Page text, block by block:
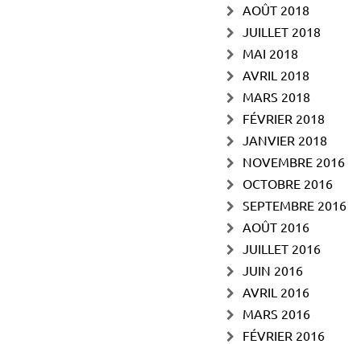
AOÛT 2018
JUILLET 2018
MAI 2018
AVRIL 2018
MARS 2018
FÉVRIER 2018
JANVIER 2018
NOVEMBRE 2016
OCTOBRE 2016
SEPTEMBRE 2016
AOÛT 2016
JUILLET 2016
JUIN 2016
AVRIL 2016
MARS 2016
FÉVRIER 2016